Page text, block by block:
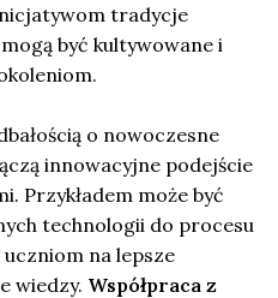
tradycje
być kultywowane i
o nowoczesne
innowacyjne podejście
Przykładem może być
technologii do procesu
na lepsze
wiedzy. Współpraca z